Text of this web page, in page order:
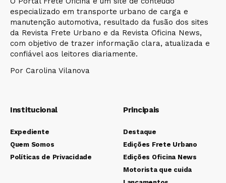
especializado em transporte urbano de carga e
manutenção automotiva, resultado da fusão dos sites
da Revista Frete Urbano e da Revista Oficina News,
com objetivo de trazer informação clara, atualizada e
confiável aos leitores diariamente.
Por Carolina Vilanova
Institucional
Expediente
Quem Somos
Políticas de Privacidade
Principais
Destaque
Edições Frete Urbano
Edições Oficina News
Motorista que cuida